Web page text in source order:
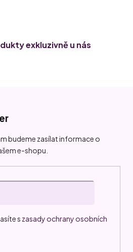
exkluzivně u nás
budeme zasílat informace o
e-shopu.
s zasady ochrany osobních